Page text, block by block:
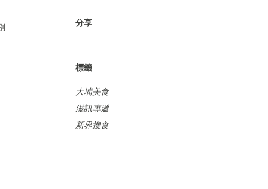
分享
標籤
大埔美食
滋訊專遞
新界搜食